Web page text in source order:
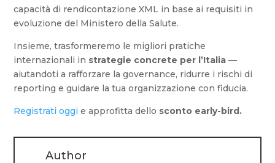
capacità di rendicontazione XML in base ai requisiti in
evoluzione del Ministero della Salute.
Insieme, trasformeremo le migliori pratiche
internazionali in strategie concrete per l’Italia —
aiutandoti a rafforzare la governance, ridurre i rischi di
reporting e guidare la tua organizzazione con fiducia.
Registrati oggi e approfitta dello sconto early-bird.
Author